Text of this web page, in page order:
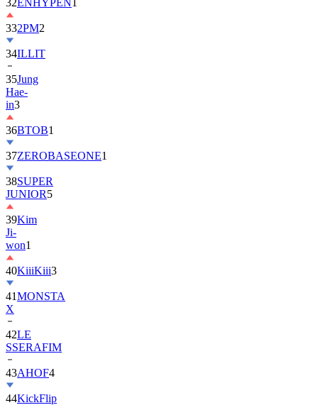
32 ENHYPEN
332PM2
34ILLIT
35Jung
Hae-
in3
36BTOB1
37ZEROBASEONE1
38SUPER
JUNIOR5
39Kim
Ji-
won1
40KiiiKiii3
41MONSTA
X
42LE
SSERAFIM
43AHOF4
44KickFlip